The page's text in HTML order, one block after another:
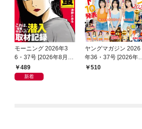
モーニング 2026年3
6・37号 [2026年8月6
日発売]
489
新着
ヤングマガジン 2026
年36・37号 [2026年8
月3日発売]
510